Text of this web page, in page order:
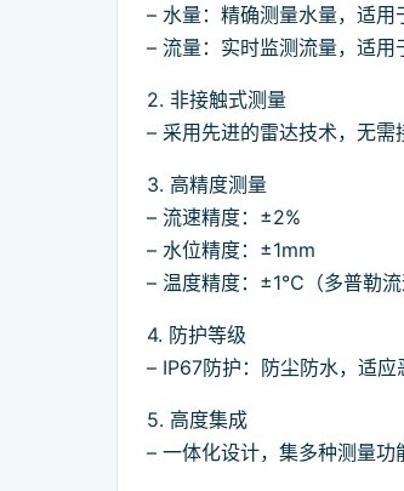
– 水量：精确测量水量，适用
– 流量：实时监测流量，适用
2. 非接触式测量
– 采用先进的雷达技术，无需
3. 高精度测量
– 流速精度：±2%
– 水位精度：±1mm
– 温度精度：±1℃（多普勒流
4. 防护等级
– IP67防护：防尘防水，适应
5. 高度集成
– 一体化设计，集多种测量功